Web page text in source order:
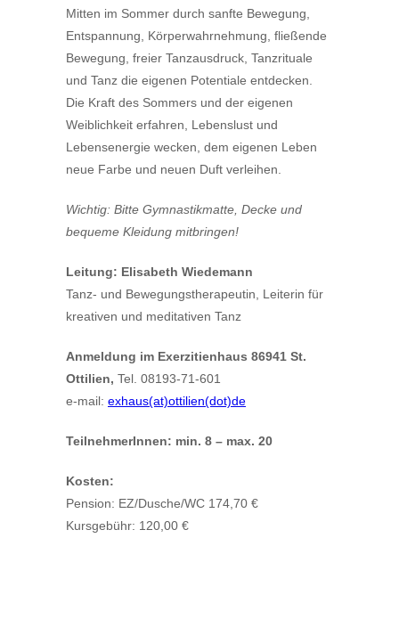
Mitten im Sommer durch sanfte Bewegung,
Entspannung, Körperwahrnehmung, fließende
Bewegung, freier Tanzausdruck, Tanzrituale
und Tanz die eigenen Potentiale entdecken.
Die Kraft des Sommers und der eigenen
Weiblichkeit erfahren, Lebenslust und
Lebensenergie wecken, dem eigenen Leben
neue Farbe und neuen Duft verleihen.
Wichtig: Bitte Gymnastikmatte, Decke und
bequeme Kleidung mitbringen!
Leitung: Elisabeth Wiedemann
Tanz- und Bewegungstherapeutin, Leiterin für
kreativen und meditativen Tanz
Anmeldung im Exerzitienhaus 86941 St.
Ottilien, Tel. 08193-71-601
e-mail: exhaus(at)ottilien(dot)de
TeilnehmerInnen: min. 8 – max. 20
Kosten:
Pension: EZ/Dusche/WC 174,70 €
Kursgebühr: 120,00 €